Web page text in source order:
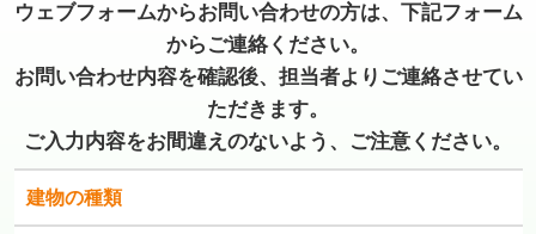
ウェブフォームからお問い合わせの方は、下記フォーム
からご連絡ください。
お問い合わせ内容を確認後、担当者よりご連絡させてい
ただきます。
ご入力内容をお間違えのないよう、ご注意ください。
建物の種類